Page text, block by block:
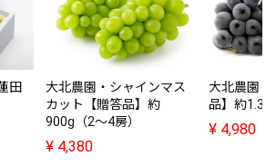
田
大北農園・シャインマス
カット【贈答品】約
900g（2～4房）
¥ 4,380
大北農園
品】約
¥ 4,980